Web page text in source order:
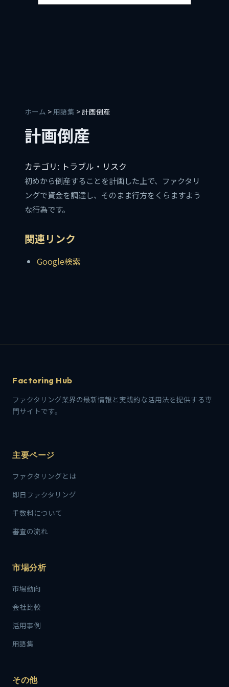
ホーム >用語集 > 計画倒産
計画倒産
カテゴリ: トラブル・リスク
初めから倒産することを計画した上で、ファクタリ
ングで資金を調達し、そのまま行方をくらますよう
な行為です。
関連リンク
Google検索
Factoring Hub
ファクタリング業界の最新情報と実践的な活用法を提供する専
門サイトです。
主要ページ
ファクタリングとは
即日ファクタリング
手数料について
審査の流れ
市場分析
市場動向
会社比較
活用事例
用語集
その他